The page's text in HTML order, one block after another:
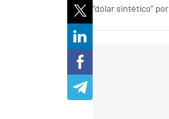
“dólar sintético” por